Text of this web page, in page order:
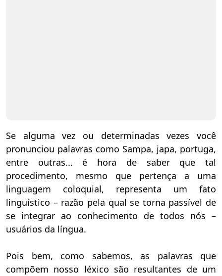
Se alguma vez ou determinadas vezes você
pronunciou palavras como Sampa, japa, portuga,
entre outras... é hora de saber que tal
procedimento, mesmo que pertença a uma
linguagem coloquial, representa um fato
linguístico – razão pela qual se torna passível de
se integrar ao conhecimento de todos nós –
usuários da língua.
Pois bem, como sabemos, as palavras que
compõem nosso léxico são resultantes de um